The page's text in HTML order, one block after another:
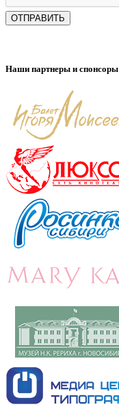
ОТПРАВИТЬ
Наши партнеры и спонсоры